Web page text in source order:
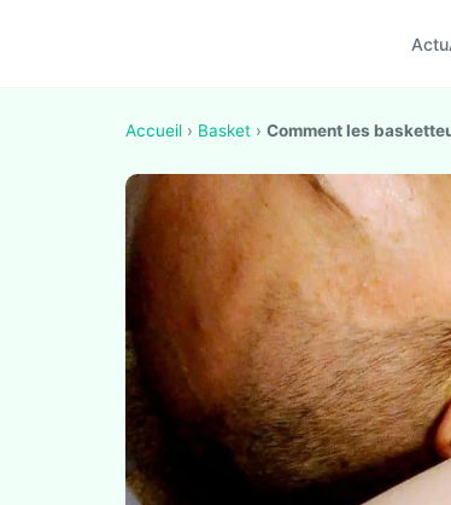
Actu
Accueil › Basket › Comment les